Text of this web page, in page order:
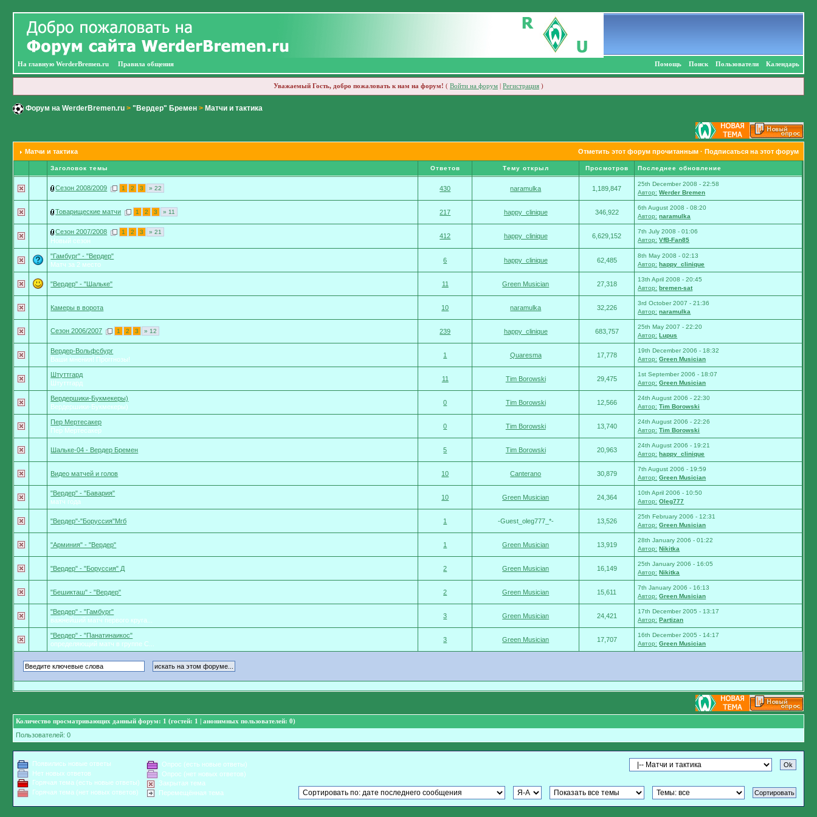
На главную WerderBremen.ru Правила общения Помощь Поиск Пользователи Календарь
Уважаемый Гость, добро пожаловать к нам на форум! ( Войти на форум Регистрация )
Форум на WerderBremen.ru >"Вердер" Бремен > Матчи и тактика
Отметить этот форум прочитанным· Подписаться на этот форум
Матчи и тактика
Заголовок темы Ответов Тему открыл Просмотров Последнее обновление
Сезон 2008/2009 1 2 3 » 22 430 naramulka 1,189,847
25th December 2008 - 22:58
Автор: Werder Bremen
Товарищеские матчи 1 2 3 » 11 217 happy_clinique 346,922
6th August 2008 - 08:20
Автор: naramulka
Сезон 2007/2008 1 2 3 » 21
Новый сезон
412 happy_clinique 6,629,152
7th July 2008 - 01:06
Автор: VfB-Fan85
"Гамбург" - "Вердер"
Матч за 2 место
6 happy_clinique 62,485
8th May 2008 - 02:13
Автор: happy_clinique
"Вердер" - "Шальке" 11 Green Musician 27,318
13th April 2008 - 20:45
Автор: bremen-sat
Камеры в ворота 10 naramulka 32,226
3rd October 2007 - 21:36
Автор: naramulka
Сезон 2006/2007 1 2 3 » 12 239 happy_clinique 683,757
25th May 2007 - 22:20
Автор: Lupus
Вердер-Вольфсбург
Ваши мнения! Проггнозы!
1 Quaresma 17,778
19th December 2006 - 18:32
Автор: Green Musician
Штуттгард
Штуттгард
11 Tim Borowski 29,475
1st September 2006 - 18:07
Автор: Green Musician
Вердершики-Букмекеры)
Вердершики-Букмекеры)
0 Tim Borowski 12,566
24th August 2006 - 22:30
Автор: Tim Borowski
Пер Мертесакер
Пер Мертесакер
0 Tim Borowski 13,740
24th August 2006 - 22:26
Автор: Tim Borowski
Шальке-04 - Вердер Бремен 5 Tim Borowski 20,963
24th August 2006 - 19:21
Автор: happy_clinique
Видео матчей и голов 10 Canterano 30,879
7th August 2006 - 19:59
Автор: Green Musician
"Вердер" - "Бавария"
матч года
10 Green Musician 24,364
10th April 2006 - 10:50
Автор: Oleg777
"Вердер"-"Боруссия"Мгб 1 -Guest_oleg777_*- 13,526
25th February 2006 - 12:31
Автор: Green Musician
"Арминия" - "Вердер" 1 Green Musician 13,919
28th January 2006 - 01:22
Автор: Nikitka
"Вердер" - "Боруссия" Д 2 Green Musician 16,149
25th January 2006 - 16:05
Автор: Nikitka
"Бешикташ" - "Вердер" 2 Green Musician 15,611
7th January 2006 - 16:13
Автор: Green Musician
"Вердер" - "Гамбург"
важнейший матч первого круга...
3 Green Musician 24,421
17th December 2005 - 13:17
Автор: Partizan
"Вердер" - "Панатинаикос"
определяющий матч в группе С...
3 Green Musician 17,707
16th December 2005 - 14:17
Автор: Green Musician
Количество просматривающих данный форум: 1 (гостей: 1 | анонимных пользователей: 0)
Пользователей: 0
Появились новые ответы
Нет новых ответов
Горячая тема (есть новые ответы)
Горячая тема (нет новых ответов)
Опрос (есть новые ответы)
Опрос (нет новых ответов)
Закрытая тема
Перемещённая тема